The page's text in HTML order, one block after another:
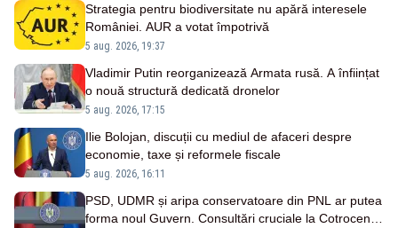
Strategia pentru biodiversitate nu apără interesele
României. AUR a votat împotrivă
5 aug. 2026, 19:37
Vladimir Putin reorganizează Armata rusă. A înființat
o nouă structură dedicată dronelor
5 aug. 2026, 17:15
Ilie Bolojan, discuții cu mediul de afaceri despre
economie, taxe și reformele fiscale
5 aug. 2026, 16:11
PSD, UDMR și aripa conservatoare din PNL ar putea
forma noul Guvern. Consultări cruciale la Cotroceni